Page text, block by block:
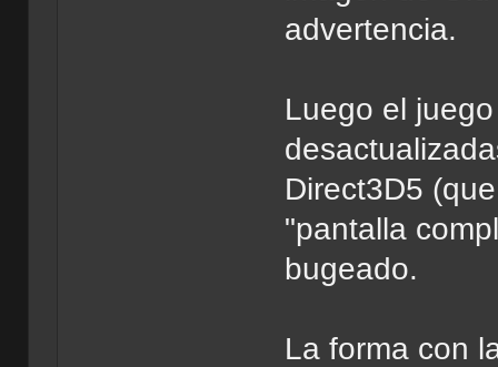
advertencia.
Luego el
Direct3D5
"pantalla
bugeado.
La forma con